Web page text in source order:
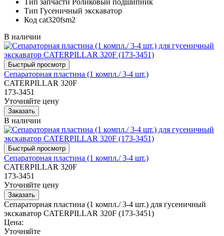
Тип Гусеничный экскаватор
Код cat320fsm2
В наличии
Сепараторная пластина (1 компл./ 3-4 шт.)
CATERPILLAR 320F
173-3451
Уточняйте цену
В наличии
Сепараторная пластина (1 компл./ 3-4 шт.)
CATERPILLAR 320F
173-3451
Уточняйте цену
Сепараторная пластина (1 компл./ 3-4 шт.) для гусеничный
экскаватор CATERPILLAR 320F (173-3451)
Цена:
Уточняйте